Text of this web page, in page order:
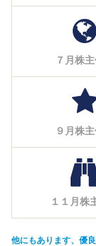
７月株
９月株
１１月株
他にもあります、優